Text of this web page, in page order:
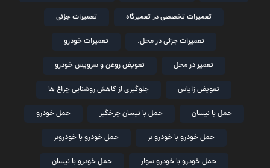
تعمیرات تخصصی در تعمیرگاه تعمیرات جزئی
تعمیرات جزئی در محل. تعمیرات خودرو
تعمیر در محل تعویض روغن و سرویس خودرو
تعویض زاپاس جلوگیری از کاهش روشنایی چراغ ها
حمل با نیسان حمل با نیسان چرخگیر حمل خودرو
حمل خودرو با خودرو بر حمل خودرو با خودروبر
حمل خودرو با خودرو سوار حمل خودرو با نیسان